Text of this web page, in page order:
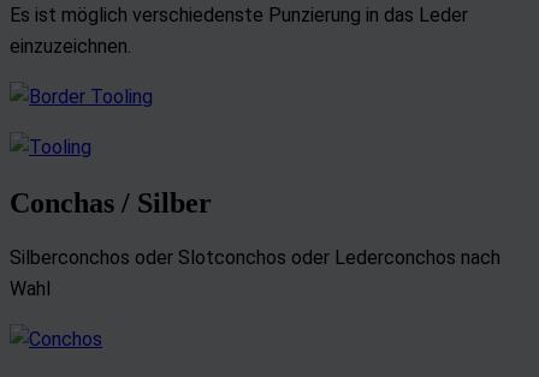
Es ist möglich verschiedenste Punzierung in das Leder
einzuzeichnen.
Conchas / Silber
Silberconchos oder Slotconchos oder Lederconchos nach
Wahl